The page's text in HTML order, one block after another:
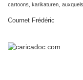
cartoons, karikaturen,
Cournet Frédéric